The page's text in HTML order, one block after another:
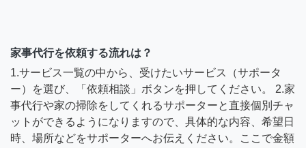
家事代行を依頼する流れは？
1.サービス一覧の中から、受けたいサービス（サポータ
ー）を選び、「依頼相談」ボタンを押してください。 2.家
事代行や家の掃除をしてくれるサポーターと直接個別チャ
ットができるようになりますので、具体的な内容、希望日
時、場所などをサポーターへお伝えください。ここで金額